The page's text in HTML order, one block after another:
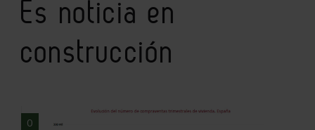
Es noticia en
construcción
0